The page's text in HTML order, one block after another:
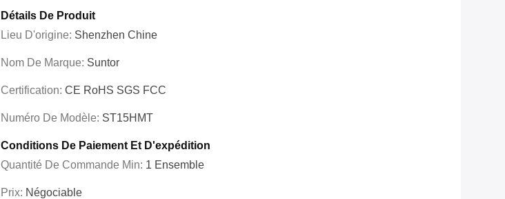
Détails De Produit
Lieu D'origine: Shenzhen Chine
Nom De Marque: Suntor
Certification: CE RoHS SGS FCC
Numéro De Modèle: ST15HMT
Conditions De Paiement Et D'expédition
Quantité De Commande Min: 1 Ensemble
Prix: Négociable